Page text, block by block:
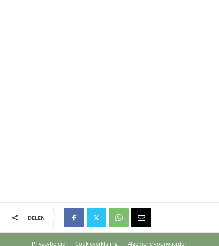
DELEN
Privacybeleid Cookieverklaring Algemene voorwaarden